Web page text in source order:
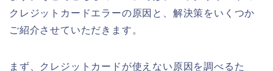
クレジットカードエラーの原因と、解決策をいくつか
ご紹介させていただきます。
まず、クレジットカードが使えない原因を調べるた